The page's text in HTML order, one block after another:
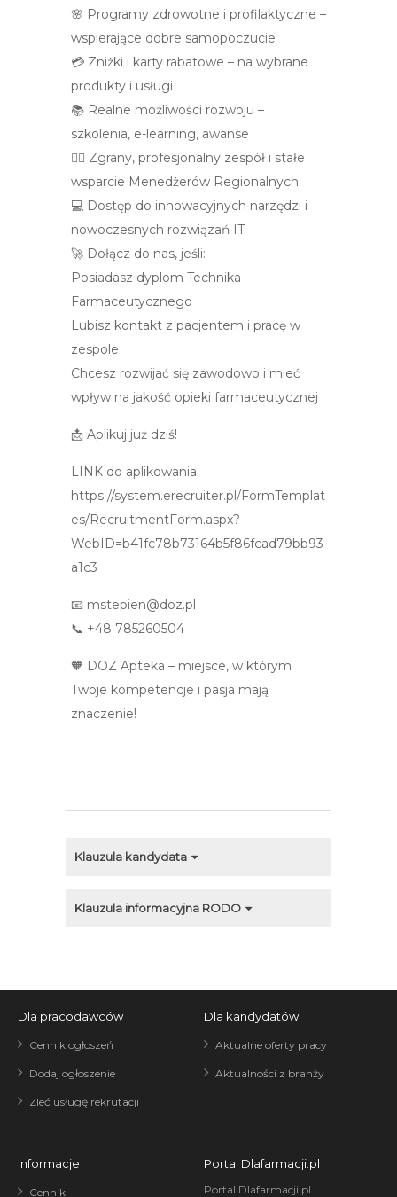
🌸 Programy zdrowotne i profilaktyczne –
wspierające dobre samopoczucie
💳 Zniżki i karty rabatowe – na wybrane
produkty i usługi
📚 Realne możliwości rozwoju –
szkolenia, e-learning, awanse
👩‍⚕️ Zgrany, profesjonalny zespół i stałe
wsparcie Menedżerów Regionalnych
💻 Dostęp do innowacyjnych narzędzi i
nowoczesnych rozwiązań IT
🚀 Dołącz do nas, jeśli:
Posiadasz dyplom Technika
Farmaceutycznego
Lubisz kontakt z pacjentem i pracę w
zespole
Chcesz rozwijać się zawodowo i mieć
wpływ na jakość opieki farmaceutycznej
📩 Aplikuj już dziś!
LINK do aplikowania:
https://system.erecruiter.pl/FormTemplat
es/RecruitmentForm.aspx?
WebID=b41fc78b73164b5f86fcad79bb93
a1c3
📧 mstepien@doz.pl
📞 +48 785260504
🧡 DOZ Apteka – miejsce, w którym
Twoje kompetencje i pasja mają
znaczenie!
Klauzula kandydata
Klauzula informacyjna RODO
Dla pracodawców
Cennik ogłoszeń
Dodaj ogłoszenie
Zleć usługę rekrutacji
Dla kandydatów
Aktualne oferty pracy
Aktualności z branży
Informacje
Cennik
Portal Dlafarmacji.pl
Portal Dlafarmacji.pl